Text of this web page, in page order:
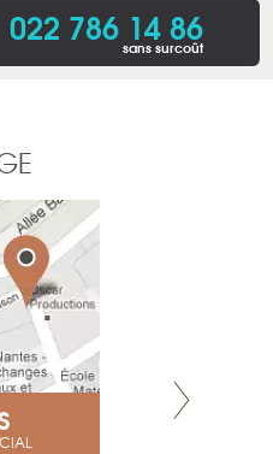
022 786 14 86
sans surcoût